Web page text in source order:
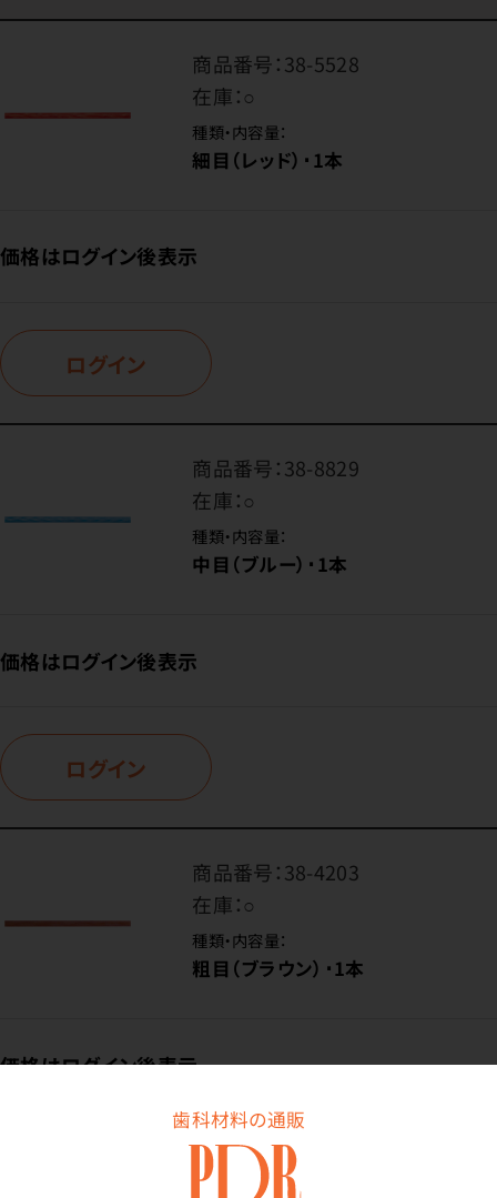
歯科材料の通販
商品番号：38-5528
在庫：○
種類・内容量：
細目（レッド）･1本
価格はログイン後表示
ログイン
商品番号：38-8829
在庫：○
種類・内容量：
中目（ブルー）･1本
価格はログイン後表示
ログイン
商品番号：38-4203
在庫：○
種類・内容量：
粗目（ブラウン）･1本
価格はログイン後表示